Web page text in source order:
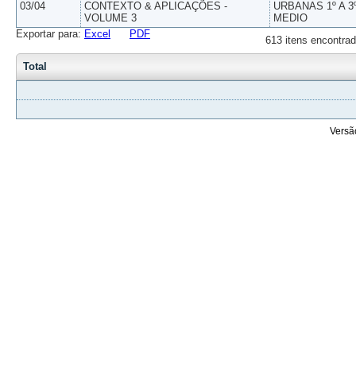
03/04
CONTEXTO & APLICAÇÕES -
VOLUME 3
URBANAS 1º A
MEDIO
613 itens
Exportar para: Excel PDF
Total